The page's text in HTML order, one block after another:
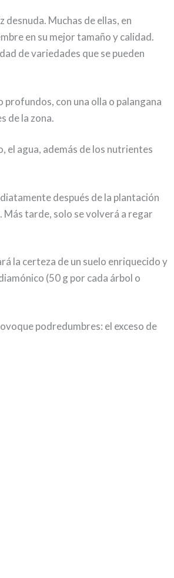
Muchas de ellas, en
en su mejor tamaño y calidad.
de variedades que se pueden
profundos, con una olla o palangana
de la zona.
el agua, además de los nutrientes
después de la plantación
tarde, solo se volverá a regar
la certeza de un suelo enriquecido y
(50 g por cada árbol o
podredumbres: el exceso de